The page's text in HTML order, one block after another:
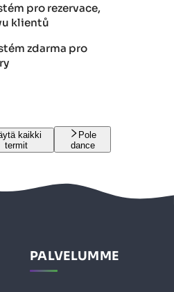
pro rezervace,
klientů
zdarma pro
kaikki
termit
Pole
dance
PALVELUMME